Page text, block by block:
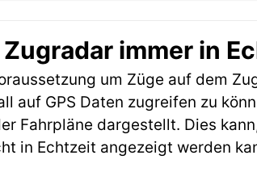
immer in
um Züge auf dem
auf GPS Daten zugreifen zu
Fahrpläne dargestellt. Dies
in Echtzeit angezeigt werden